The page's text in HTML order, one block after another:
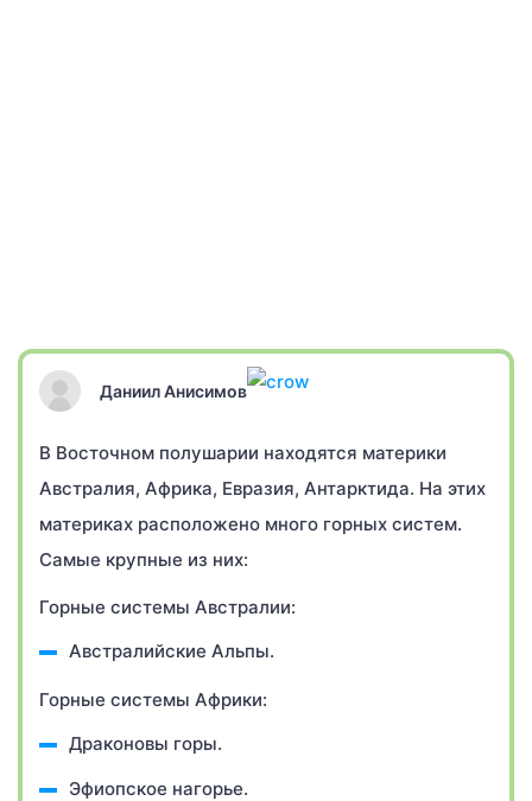
Даниил Анисимов
В Восточном полушарии находятся материки
Австралия, Африка, Евразия, Антарктида. На этих
материках расположено много горных систем.
Самые крупные из них:
Горные системы Австралии:
Австралийские Альпы.
Горные системы Африки:
Драконовы горы.
Эфиопское нагорье.